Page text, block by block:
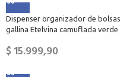
Dispenser organizador de bolsas
gallina Etelvina camuflada verde
$15.999,90